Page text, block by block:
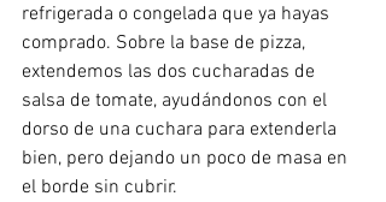
refrigerada o congelada que ya hayas
comprado. Sobre la base de pizza,
extendemos las dos cucharadas de
salsa de tomate, ayudándonos con el
dorso de una cuchara para extenderla
bien, pero dejando un poco de masa en
el borde sin cubrir.